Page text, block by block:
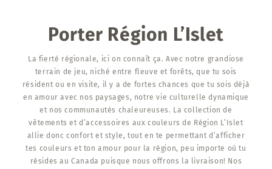
Porter Région L’Islet
La fierté régionale, ici on connaît ça. Avec notre grandiose
terrain de jeu, niché entre fleuve et forêts, que tu sois
résident ou en visite, il y a de fortes chances que tu sois déjà
en amour avec nos paysages, notre vie culturelle dynamique
et nos communautés chaleureuses. La collection de
vêtements et d’accessoires aux couleurs de Région L’Islet
allie donc confort et style, tout en te permettant d’afficher
tes couleurs et ton amour pour la région, peu importe où tu
résides au Canada puisque nous offrons la livraison! Nos